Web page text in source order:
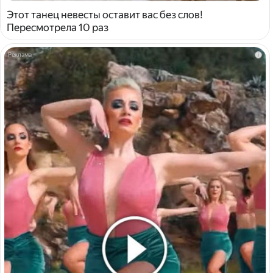
Этот танец невесты оставит вас без слов!
Пересмотрела 10 раз
i